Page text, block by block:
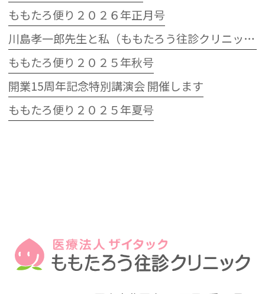
ももたろ便り２０２６年正月号
川島孝一郎先生と私（ももたろう往診クリニック開院15周年記念特別講演会）
ももたろ便り２０２５年秋号
開業15周年記念特別講演会 開催します
ももたろ便り２０２５年夏号